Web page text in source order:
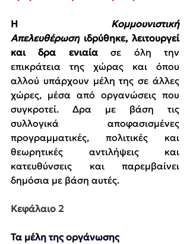
Η Κομμουνιστική
Απελευθέρωση ιδρύθηκε, λειτουργεί
και δρα ενιαία σε όλη την
επικράτεια της χώρας και όπου
αλλού υπάρχουν μέλη της σε άλλες
χώρες, μέσα από οργανώσεις που
συγκροτεί. Δρα με βάση τις
συλλογικά αποφασισμένες
προγραμματικές, πολιτικές και
θεωρητικές αντιλήψεις και
κατευθύνσεις και παρεμβαίνει
δημόσια με βάση αυτές.
Κεφάλαιο 2
Τα μέλη της οργάνωσης